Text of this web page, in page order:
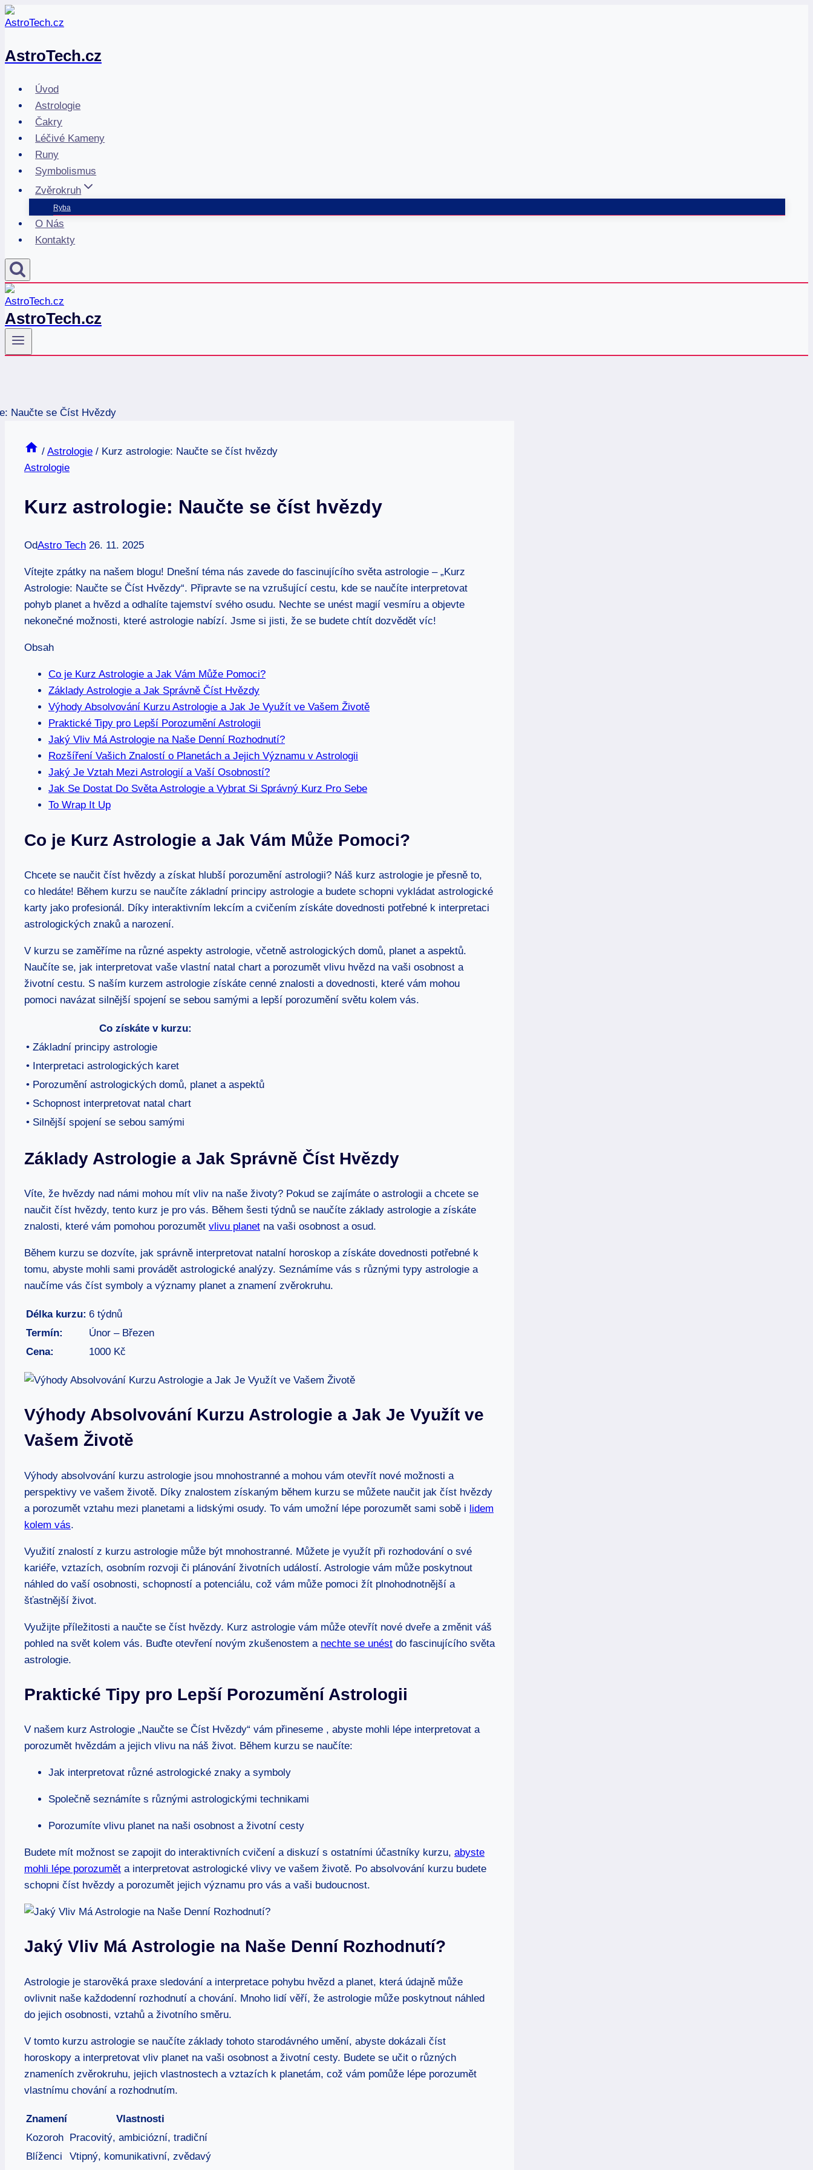
Přeskočit
na
AstroTech.cz
Úvod
Astrologie
Čakry
Léčivé Kameny
Runy
Symbolismus
Zvěrokruh
Ryba
O Nás
Kontakty
AstroTech.cz
/ Astrologie / Kurz astrologie: Naučte se číst hvězdy
Astrologie
Kurz astrologie: Naučte se číst hvězdy
OdAstro Tech 26. 11. 2025
Vítejte zpátky na našem blogu! Dnešní téma nás zavede do fascinujícího světa astrologie – „Kurz
Astrologie: Naučte se Číst Hvězdy“. Připravte se na vzrušující cestu, kde se naučíte interpretovat
pohyb planet a hvězd a ⁣odhalíte⁣ tajemství svého osudu. Nechte se unést magií vesmíru a objevte
nekonečné možnosti, které astrologie nabízí. Jsme⁤ si jisti, že se budete chtít dozvědět víc!
Obsah
Co je Kurz Astrologie a Jak Vám Může Pomoci?
Základy Astrologie a Jak Správně Číst Hvězdy
Výhody Absolvování Kurzu Astrologie a Jak Je Využít ve Vašem Životě
Praktické Tipy pro⁢ Lepší Porozumění Astrologii
Jaký Vliv Má Astrologie na ​Naše Denní Rozhodnutí?
Rozšíření Vašich Znalostí o Planetách a ‌Jejich Významu v Astrologii
Jaký Je Vztah Mezi Astrologií a Vaší Osobností?
Jak Se Dostat Do Světa Astrologie a Vybrat Si​ Správný Kurz Pro Sebe
To Wrap It Up
Co je Kurz Astrologie a Jak Vám Může Pomoci?
Chcete se ‌naučit číst hvězdy a získat hlubší porozumění​ astrologii? Náš kurz astrologie je přesně to,
co ⁣hledáte! Během kurzu se naučíte základní principy astrologie a budete schopni vykládat astrologické
karty jako profesionál. Díky ⁢interaktivním lekcím a cvičením získáte dovednosti potřebné k interpretaci
astrologických znaků a narození.
V ‍kurzu se zaměříme na různé aspekty astrologie, včetně astrologických domů, planet a aspektů.
Naučíte se, jak interpretovat vaše vlastní natal chart a porozumět vlivu hvězd na vaši osobnost a⁣
životní cestu. S naším kurzem astrologie získáte cenné znalosti ​a dovednosti, které vám ‍mohou
pomoci navázat silnější⁢ spojení se sebou ​samými a lepší porozumění světu kolem vás.
Co získáte v kurzu:
• Základní principy astrologie
• Interpretaci astrologických karet
• Porozumění astrologických domů,⁢ planet a aspektů
• Schopnost interpretovat natal chart
• Silnější spojení se sebou samými
Základy Astrologie a Jak Správně Číst Hvězdy
Víte, že⁣ hvězdy nad námi mohou mít vliv‍ na naše životy? Pokud se zajímáte o astrologii a chcete se
naučit číst hvězdy, ⁢tento kurz je pro vás.‍ Během šesti týdnů se naučíte základy astrologie a získáte
znalosti, které vám ‍pomohou porozumět vlivu planet na vaši osobnost a osud.
Během kurzu se dozvíte, jak správně interpretovat natalní horoskop a získáte dovednosti potřebné k
tomu, abyste mohli sami provádět astrologické analýzy. ⁤Seznámíme vás s různými typy⁣ astrologie ⁣a
naučíme vás číst symboly a významy planet a‍ znamení zvěrokruhu.
Délka kurzu: 6 týdnů
Termín:
Únor – Březen
Cena:
1000⁣ Kč
Výhody Absolvování Kurzu Astrologie a Jak Je Využít ve
Vašem Životě
Výhody absolvování kurzu astrologie jsou mnohostranné a mohou vám otevřít nové možnosti a
perspektivy ve​ vašem životě.​ Díky znalostem získaným během kurzu ⁣se můžete naučit ⁤jak číst hvězdy
a porozumět vztahu⁤ mezi planetami a lidskými osudy. To ⁤vám umožní lépe porozumět sami sobě i lidem
kolem vás.
Využití znalostí z kurzu astrologie může být mnohostranné. Můžete je využít při rozhodování o své
kariéře, vztazích, osobním rozvoji či plánování životních událostí. Astrologie ​vám může poskytnout
náhled do vaší osobnosti, schopností a potenciálu, což vám může pomoci žít⁣ plnohodnotnější a
šťastnější život.
Využijte příležitosti a naučte se číst hvězdy. Kurz astrologie‍ vám může otevřít nové dveře a změnit váš
pohled na ‌svět kolem vás. Buďte otevření novým zkušenostem a ⁢ nechte se unést do fascinujícího⁣ světa
astrologie.
Praktické Tipy pro⁢ Lepší Porozumění Astrologii
V našem kurz Astrologie „Naučte se ​Číst Hvězdy“ vám přineseme , abyste mohli lépe interpretovat a
‌porozumět hvězdám‌ a jejich vlivu na náš život. Během kurzu se naučíte:
Jak interpretovat různé astrologické znaky a symboly
Společně seznámíte s různými astrologickými technikami
Porozumíte vlivu planet na naši osobnost a životní cesty
Budete mít možnost se zapojit do interaktivních cvičení a diskuzí s ostatními účastníky kurzu, abyste
mohli lépe porozumět ⁤ a interpretovat astrologické vlivy ve vašem životě. Po absolvování kurzu budete
schopni ‍číst hvězdy a porozumět jejich významu pro vás a vaši budoucnost.
Jaký Vliv Má Astrologie na ​Naše Denní Rozhodnutí?
Astrologie ⁢je starověká praxe sledování a interpretace pohybu hvězd a planet, která údajně může
ovlivnit naše každodenní rozhodnutí a‌ chování. Mnoho lidí věří, že astrologie může poskytnout náhled
do jejich osobnosti, ⁣vztahů a životního směru.
V tomto kurzu astrologie se naučíte základy tohoto starodávného umění, abyste dokázali číst
horoskopy⁢ a interpretovat vliv ⁤planet na vaši ​osobnost a životní cesty. Budete se učit o různých ​
znameních zvěrokruhu, jejich vlastnostech a vztazích k planetám, což vám pomůže⁣ lépe porozumět
vlastnímu chování a rozhodnutím.
Znamení
Vlastnosti
Kozoroh Pracovitý, ambiciózní, tradiční
Blíženci
Vtipný, komunikativní, zvědavý